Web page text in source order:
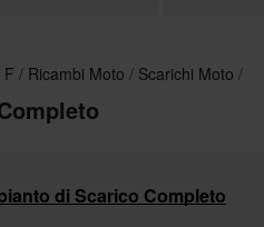
F Ricambi Moto Scarichi Moto
di Scarico Completo